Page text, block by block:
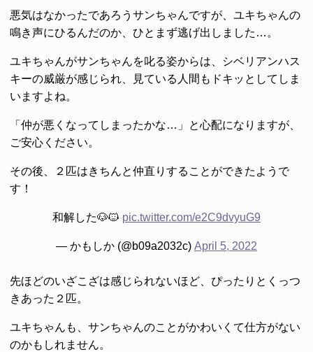
悪気はなかったであろうサンちゃんですが、ユキちゃんの
鳴き声にひるんだのか、ひとまず逃げ出しました…。
ユキちゃんがサンちゃんを叱る姿からは、シベリアンハス
キーの威厳が感じられ、見ている人間もドキッとしてしま
いますよね。
「仲が悪くなってしまったかな…」と心配になりますが、
ご安心ください。
その後、２匹はきちんと仲直りすることができたようで
す！
和解した🐶🐱 pic.twitter.com/e2C9dvyuG9
— かもしか (@b09a2032c) April 5, 2022
先ほどのいざこざは感じられないほど、ぴったりとくっつ
きあった２匹。
ユキちゃんも、サンちゃんのことがかわいくて仕方がない
のかもしれません。